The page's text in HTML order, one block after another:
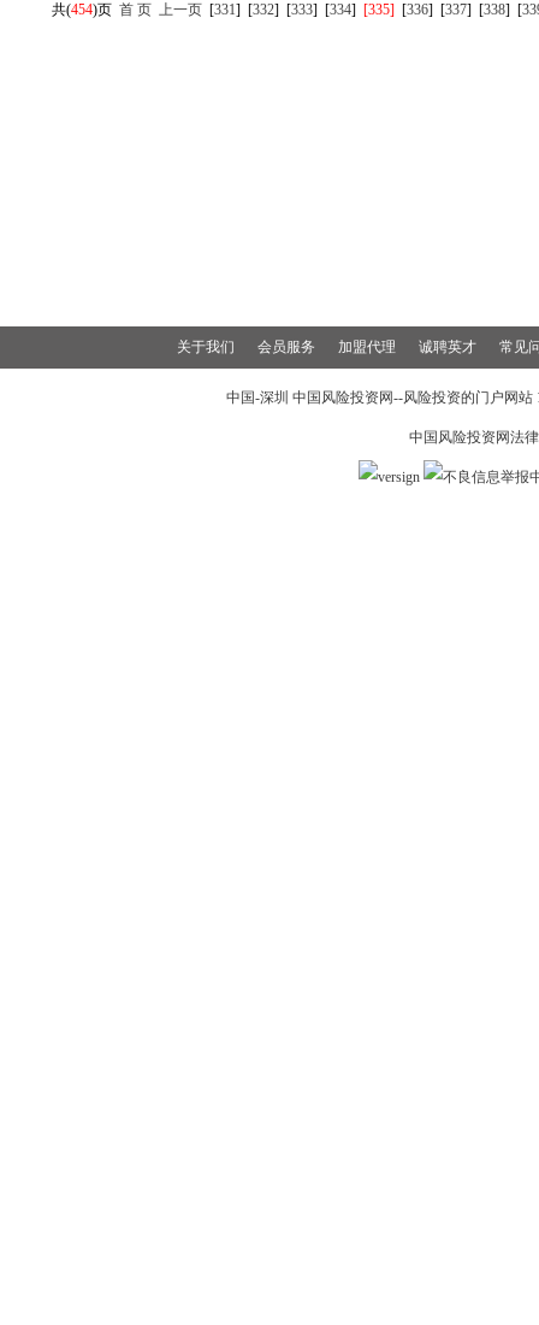
共(454)页 首 页 上一页 [331] [332] [333] [334] [335] [336] [337] [338] [
关于我们 会员服务 加盟代理 诚聘英才 常见
中国-深圳 中国风险投资网--风险投资的门户网
中国风险投资网法